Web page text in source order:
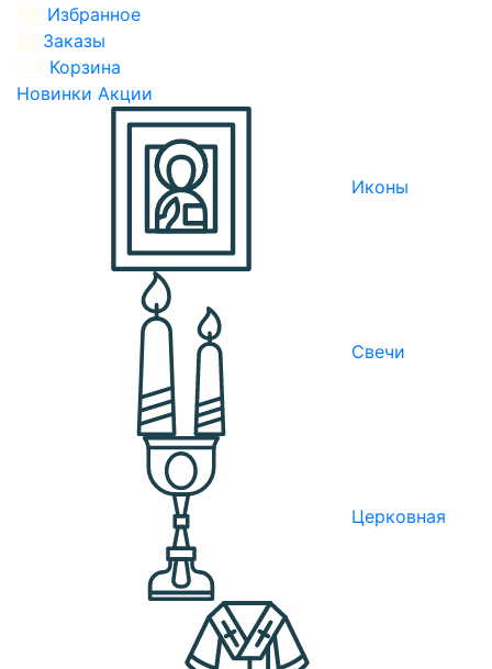
Избранное
Заказы
Корзина
Новинки Акции
Иконы
Свечи
Церковная